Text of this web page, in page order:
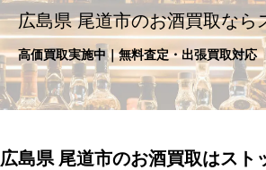
広島県 尾道市のお酒買取なら
高価買取実施中｜無料査定・出張買取対応
広島県 尾道市のお酒買取はスト